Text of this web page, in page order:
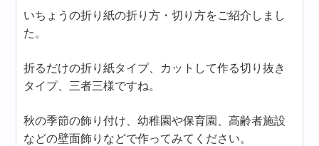
いちょうの折り紙の折り方・切り方をご紹介しまし
た。
折るだけの折り紙タイプ、カットして作る切り抜き
タイプ、三者三様ですね。
秋の季節の飾り付け、幼稚園や保育園、高齢者施設
などの壁面飾りなどで作ってみてください。